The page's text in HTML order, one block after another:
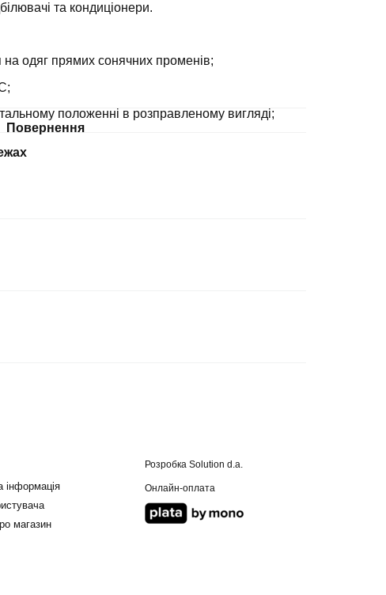
та кондиціонери.
на одяг прямих сонячних променів;
положенні в розправленому вигляді;
Повернення
інформація
магазин
Розробка Solution d.a.
Онлайн-оплата